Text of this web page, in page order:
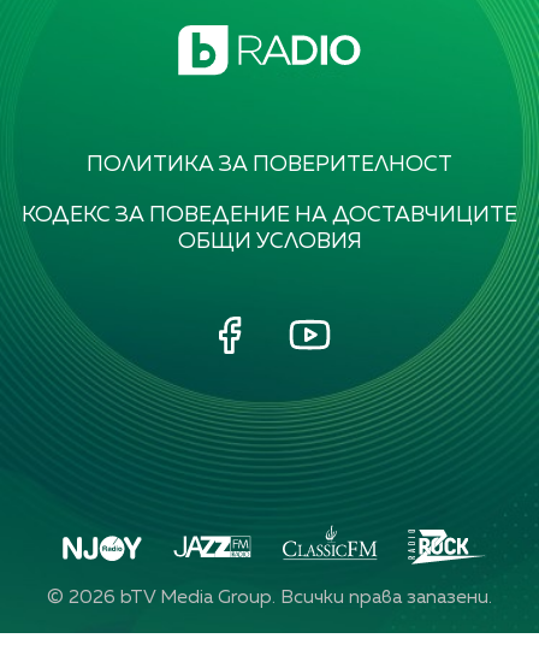
ПОЛИТИКА ЗА ПОВЕРИТЕЛНОСТ
КОДЕКС ЗА ПОВЕДЕНИЕ НА ДОСТАВЧИЦИТЕ
ОБЩИ УСЛОВИЯ
© 2026 bTV Media Group. Всички права запазени.